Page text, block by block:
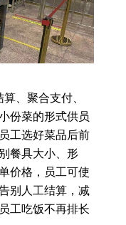
、聚合支付、
份菜的形式供员
工选好菜品后前
餐具大小、形
价格，员工可使
别人工结算，减
工吃饭不再排长